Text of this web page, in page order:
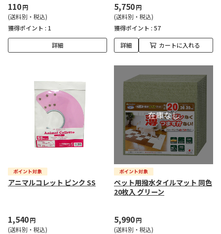
110円
(送料別・税込)
獲得ポイント : 1
詳細
5,750円
(送料別・税込)
獲得ポイント : 57
詳細 カートに入れる
アニマルコレット ピンク SS
1,540円
(送料別・税込)
ペット用撥水タイルマット 同色
20枚入 グリーン
5,990円
(送料別・税込)